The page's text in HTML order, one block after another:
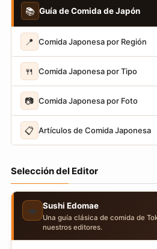
📚 Guía de Comida de Japón
📍 Comida Japonesa por Región
🍴 Comida Japonesa por Tipo
📷 Comida Japonesa por Foto
📋 Artículos de Comida Japonesa
Selección del Editor
🍣 Sushi Edomae
Una guía clásica de comida de
nuestros editores.